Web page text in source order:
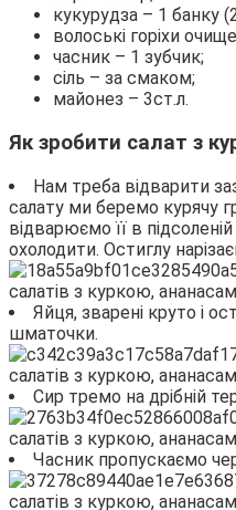
кукурудза – 1 банку
волоські горіхи
часник – 1 зубчик;
сіль – за смаком;
майонез – 3ст.л.
Як зробити салат з
Нам треба відварити
салату ми беремо курячу
відварюємо її в
охолодити. Остиглу
Яйця, зварені круто і
шматочки.
Сир тремо на дрібній
Часник пропускаємо